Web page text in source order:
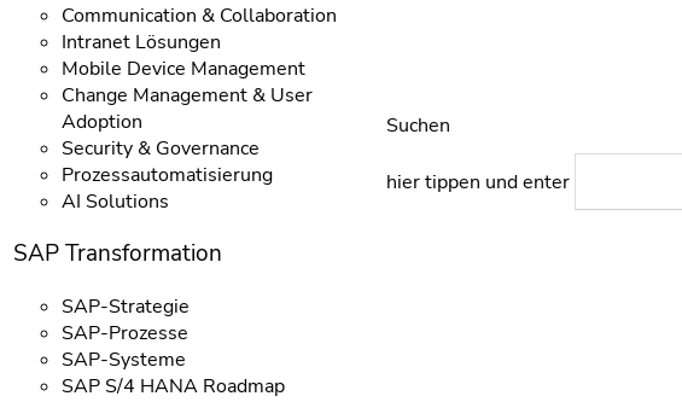
Communication & Collaboration
Intranet Lösungen
Mobile Device Management
Change Management & User
Adoption
Security & Governance
Prozessautomatisierung
AI Solutions
SAP Transformation
SAP-Strategie
SAP-Prozesse
SAP-Systeme
SAP S/4 HANA Roadmap
Suchen
hier tippen und enter